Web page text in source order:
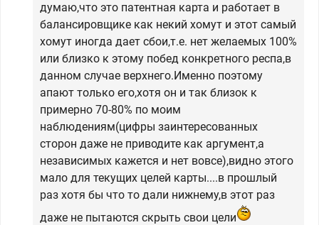
думаю,что это патентная карта и работает в
балансировщике как некий хомут и этот самый
хомут иногда дает сбои,т.е. нет желаемых 100%
или близко к этому побед конкретного респа,в
данном случае верхнего.Именно поэтому
апают только его,хотя он и так близок к
примерно 70-80% по моим
наблюдениям(цифры заинтересованных
сторон даже не приводите как аргумент,а
независимых кажется и нет вовсе),видно этого
мало для текущих целей карты....в прошлый
раз хотя бы что то дали нижнему,в этот раз
даже не пытаются скрыть свои цели